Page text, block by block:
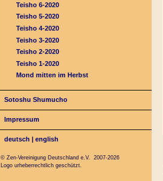
Teisho 6-2020
Teisho 5-2020
Teisho 4-2020
Teisho 3-2020
Teisho 2-2020
Teisho 1-2020
Mond mitten im Herbst
Sotoshu Shumucho
Impressum
deutsch |english
© Zen-Vereinigung Deutschland e.V. 2007-2026
Logo urheberrechtlich geschützt.